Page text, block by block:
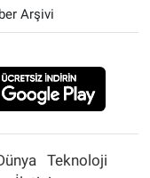
Arşivi
Teknoloji